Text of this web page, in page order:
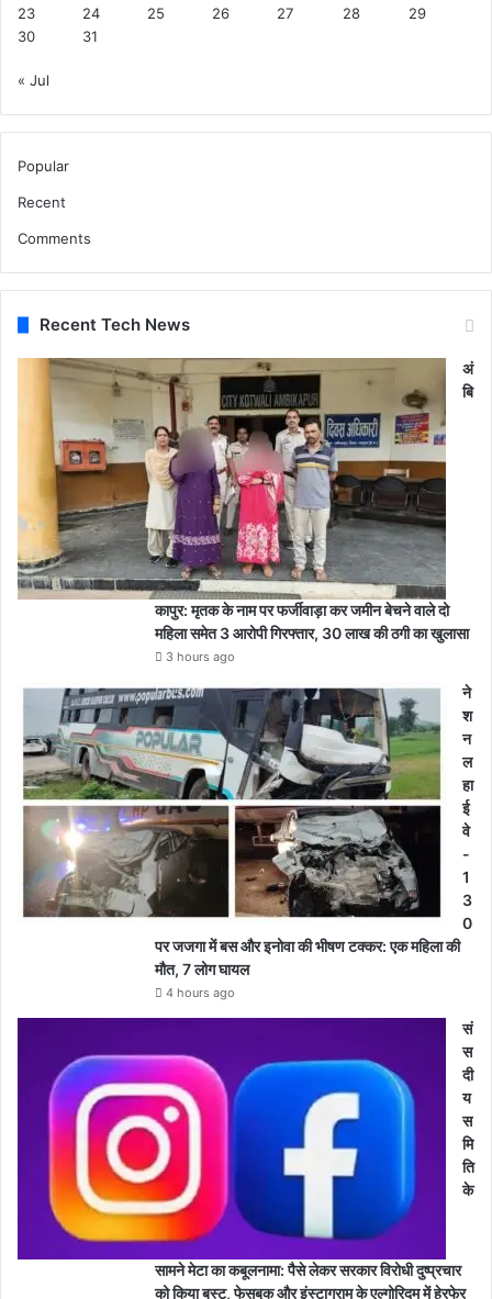
23
24 25 26 27 28
29
30
31
« Jul
Popular
Recent
Comments
Recent Tech News
अं
बि
कापुर: मृतक के नाम पर फर्जीवाड़ा कर जमीन बेचने वाले दो
महिला समेत 3 आरोपी गिरफ्तार, 30 लाख की ठगी का खुलासा
3 hours ago
ने
श
न
ल
हा
ई
वे
-
1
3
0
पर जजगा में बस और इनोवा की भीषण टक्कर: एक महिला की
मौत, 7 लोग घायल
4 hours ago
सं
स
दी
य
स
मि
ति
के
सामने मेटा का कबूलनामा: पैसे लेकर सरकार विरोधी दुष्प्रचार
को किया बूस्ट, फेसबुक और इंस्टाग्राम के एल्गोरिदम में हेरफेर